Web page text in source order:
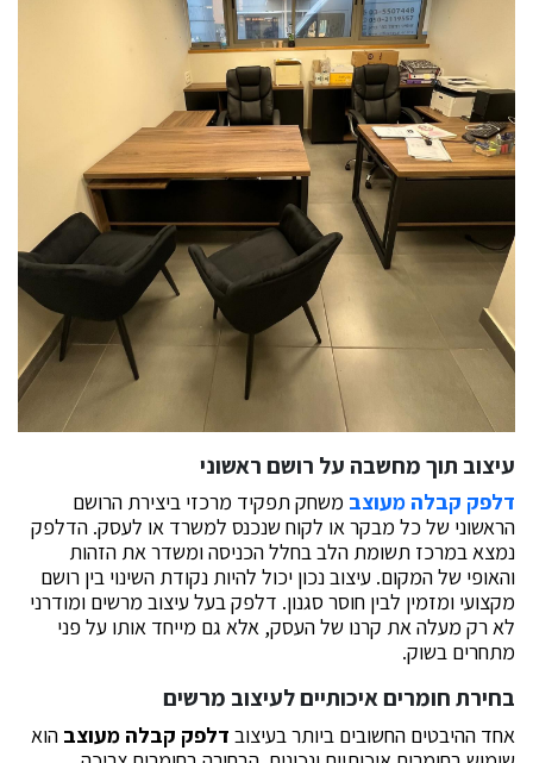
עיצוב תוך מחשבה על רושם ראשוני
דלפק קבלה מעוצבמשחק תפקיד מרכזי ביצירת הרושם
הראשוני של כל מבקר או לקוח שנכנס למשרד או לעסק. הדלפק
נמצא במרכז תשומת הלב בחלל הכניסה ומשדר את הזהות
והאופי של המקום. עיצוב נכון יכול להיות נקודת השינוי בין רושם
מקצועי ומזמין לבין חוסר סגנון. דלפק בעל עיצוב מרשים ומודרני
לא רק מעלה את קרנו של העסק, אלא גם מייחד אותו על פני
מתחרים בשוק.
בחירת חומרים איכותיים לעיצוב מרשים
אחד ההיבטים החשובים ביותר בעיצוב דלפק קבלה מעוצבהוא